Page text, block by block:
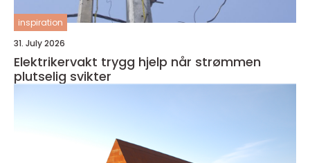
inspiration
31. July 2026
Elektrikervakt trygg hjelp når strømmen
plutselig svikter